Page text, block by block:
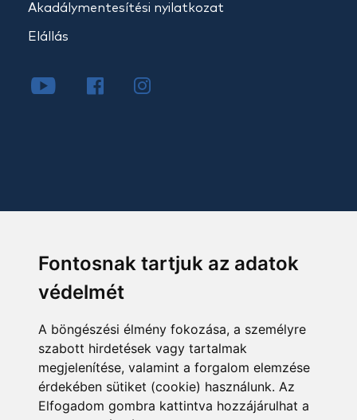
Fontosnak tartjuk az adatok
védelmét
A böngészési élmény fokozása, a személyre
szabott hirdetések vagy tartalmak
megjelenítése, valamint a forgalom elemzése
érdekében sütiket (cookie) használunk. Az
Elfogadom gombra kattintva hozzájárulhat a
Akadálymentesítési nyilatkozat
Elállás